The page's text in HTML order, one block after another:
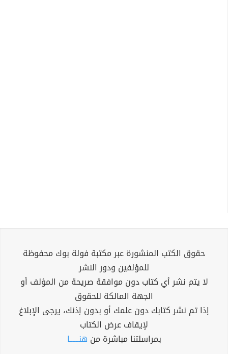
حقوق الكتب المنشورة عبر مكتبة فولة بوك محفوظة
للمؤلفين ودور النشر
لا يتم نشر أي كتاب دون موافقة صريحة من المؤلف أو
الجهة المالكة للحقوق
إذا تم نشر كتابك دون علمك أو بدون إذنك، يرجى الإبلاغ
لإيقاف عرض الكتاب
بمراسلتنا مباشرة من هنــــــا